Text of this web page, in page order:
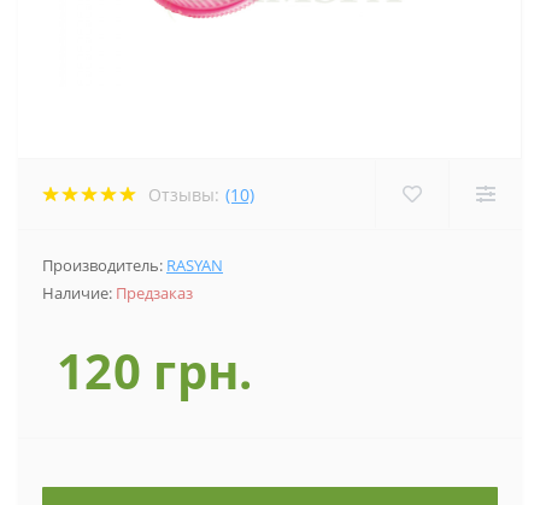
Отзывы: (10)
Производитель: RASYAN
Наличие: Предзаказ
120 грн.